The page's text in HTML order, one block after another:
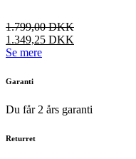
på
varesiden
1.799,00DKK
1.349,25 DKK
Se mereDette
varianter.
Mulighederne
Garanti
Du får 2 års garanti
Returret